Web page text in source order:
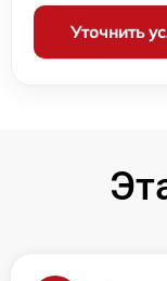
Уточнить